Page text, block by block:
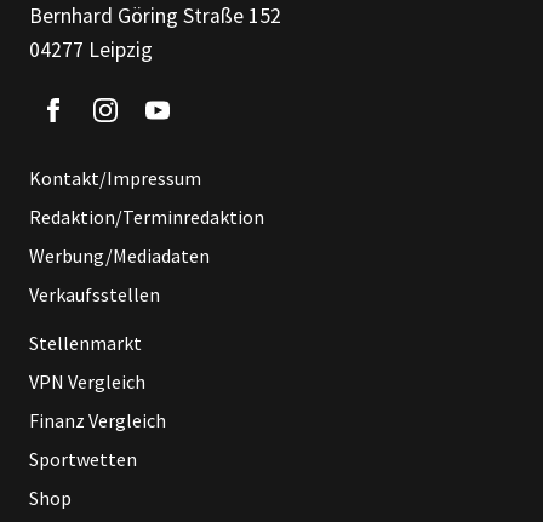
Bernhard Göring Straße 152
04277 Leipzig
Kontakt/Impressum
Redaktion/Terminredaktion
Werbung/Mediadaten
Verkaufsstellen
Stellenmarkt
VPN Vergleich
Finanz Vergleich
Sportwetten
Shop